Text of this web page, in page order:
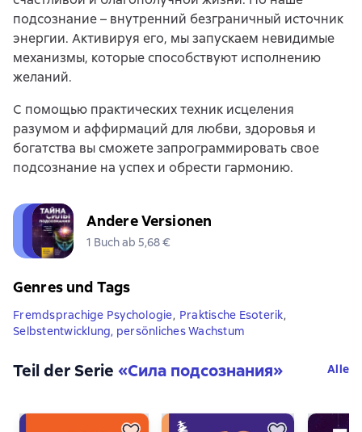
подсознание – внутренний безграничный источник
энергии. Активируя его, мы запускаем невидимые
механизмы, которые способствуют исполнению
желаний.
С помощью практических техник исцеления
разумом и аффирмаций для любви, здоровья и
богатства вы сможете запрограммировать свое
подсознание на успех и обрести гармонию.
Andere Versionen
1 Buch ab 5,68 €
Genres und Tags
Fremdsprachige Psychologie, Praktische Esoterik,
Selbstentwicklung, persönliches Wachstum
Teil der Serie «Сила подсознания» Alle